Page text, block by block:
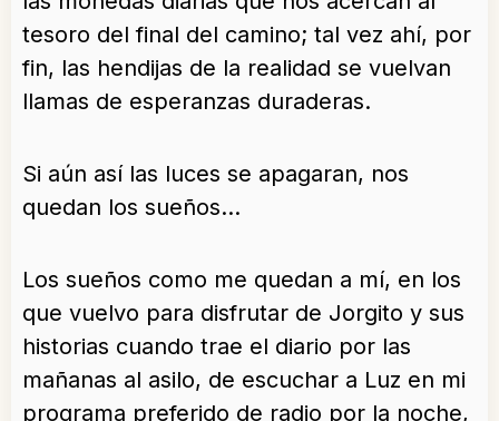
tesoro del final del camino; tal vez ahí, por
fin, las hendijas de la realidad se vuelvan
llamas de esperanzas duraderas.
Si aún así las luces se apagaran, nos
quedan los sueños…
Los sueños como me quedan a mí, en los
que vuelvo para disfrutar de Jorgito y sus
historias cuando trae el diario por las
mañanas al asilo, de escuchar a Luz en mi
programa preferido de radio por la noche,